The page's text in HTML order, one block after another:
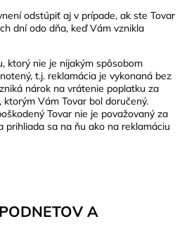
odstúpiť aj v prípade, ak ste Tovar
dní odo dňa, keď Vám vznikla
ktorý nie je nijakým spôsobom
t.j. reklamácia je vykonaná bez
nárok na vrátenie poplatku za
ktorým Vám Tovar bol doručený.
Tovar nie je považovaný za
prihliada sa na ňu ako na reklamáciu
A